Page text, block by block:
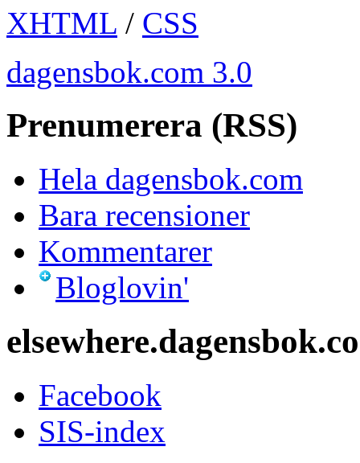
XHTML / CSS
dagensbok.com 3.0
Prenumerera (RSS)
Hela dagensbok.com
Bara recensioner
Kommentarer
Bloglovin'
Facebook
SIS-index